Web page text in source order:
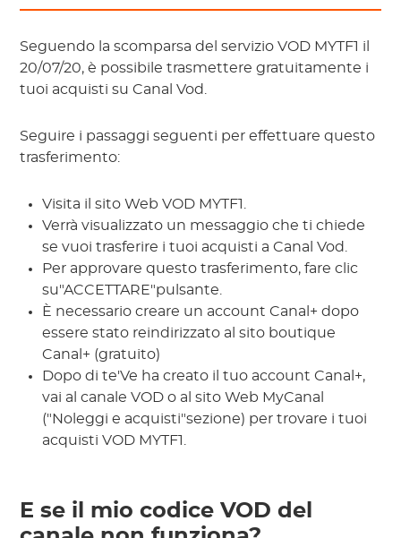
Seguendo la scomparsa del servizio VOD MYTF1 il
20/07/20, è possibile trasmettere gratuitamente i
tuoi acquisti su Canal Vod.
Seguire i passaggi seguenti per effettuare questo
trasferimento:
Visita il sito Web VOD MYTF1.
Verrà visualizzato un messaggio che ti chiede
se vuoi trasferire i tuoi acquisti a Canal Vod.
Per approvare questo trasferimento, fare clic
su"ACCETTARE"pulsante.
È necessario creare un account Canal+ dopo
essere stato reindirizzato al sito boutique
Canal+ (gratuito)
Dopo di te'Ve ha creato il tuo account Canal+,
vai al canale VOD o al sito Web MyCanal
("Noleggi e acquisti"sezione) per trovare i tuoi
acquisti VOD MYTF1.
E se il mio codice VOD del